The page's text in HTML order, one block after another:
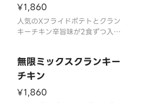
¥1,860
人気のXフライドポテトとクラン
キーチキン辛旨味が2食ずつ入っ
無限ミックスクランキー
チキン
¥1,860